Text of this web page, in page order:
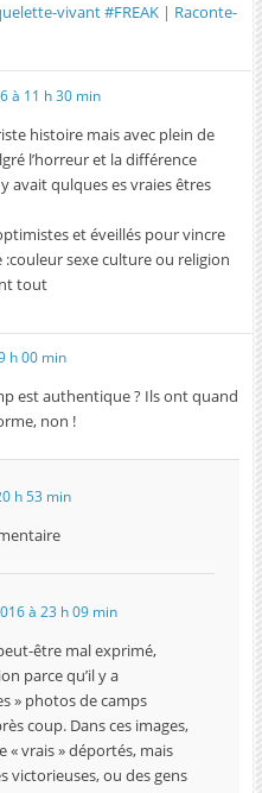
vivant #FREAK | Raconte-
à 11 h 30 min
histoire mais avec plein de
l’horreur et la différence
avait qulques es vraies êtres
et éveillés pour vincre
sexe culture ou religion
tout
h 00 min
est authentique ? Ils ont quand
non !
h 53 min
à 23 h 09 min
être mal exprimé,
parce qu’il y a
» photos de camps
coup. Dans ces images,
« vrais » déportés, mais
victorieuses, ou des gens